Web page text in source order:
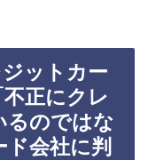
ットカー
不正にクレ
るのではな
会社に判